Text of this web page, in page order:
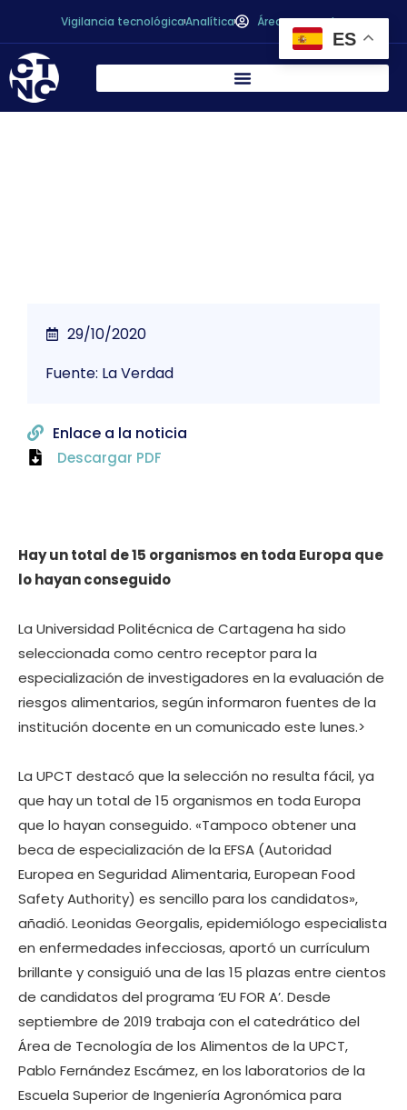
Vigilancia tecnológicaAnalítica Área personal
Hay un total de 15 organismos en toda Europa que
lo hayan conseguido
La Universidad Politécnica de Cartagena ha sido
seleccionada como centro receptor para la
especialización de investigadores en la evaluación de
riesgos alimentarios, según informaron fuentes de la
institución docente en un comunicado este lunes.>
La UPCT destacó que la selección no resulta fácil, ya
que hay un total de 15 organismos en toda Europa
que lo hayan conseguido. «Tampoco obtener una
beca de especialización de la EFSA (Autoridad
Europea en Seguridad Alimentaria, European Food
Safety Authority) es sencillo para los candidatos»,
añadió. Leonidas Georgalis, epidemiólogo especialista
en enfermedades infecciosas, aportó un currículum
brillante y consiguió una de las 15 plazas entre cientos
de candidatos del programa ‘EU FOR A’. Desde
septiembre de 2019 trabaja con el catedrático del
Área de Tecnología de los Alimentos de la UPCT,
Pablo Fernández Escámez, en los laboratorios de la
Escuela Superior de Ingeniería Agronómica para
29/10/2020
Fuente: La Verdad
Enlace a la noticia
Descargar PDF
ES